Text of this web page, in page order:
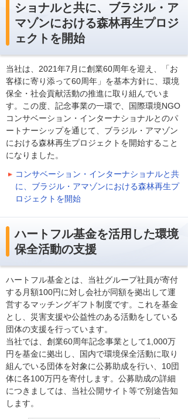
ショナルと共に、ブラジル・ア
マゾンにおける森林再生プロジ
ェクトを開始
当社は、2021年7月に創業60周年を迎え、「お
客様に寄り添って60周年」を基本方針に、環境
保全・社会貢献活動の推進に取り組んでいま
す。この度、記念事業の一環で、国際環境NGO
コンサベーション・インターナショナルとのパ
ートナーシップを通じて、ブラジル・アマゾン
における森林再生プロジェクトを開始すること
になりました。
コンサベーション・インターナショナルと共
に、ブラジル・アマゾンにおける森林再生プ
ロジェクトを開始
ハートフル基金を活用した環境
保全活動の支援
ハートフル基金とは、当社グループ社員が寄付
する月額100円に対し会社が同額を拠出して運
営するマッチングギフト制度です。これを基金
とし、災害支援や公益性のある活動をしている
団体の支援を行っています。
当社では、創業60周年記念事業として1,000万
円を基金に拠出し、国内で環境保全活動に取り
組んでいる団体を対象に公募助成を行い、10団
体に各100万円を寄付します。公募助成の詳細
につきましては、当社公開サイト等で別途告知
します。